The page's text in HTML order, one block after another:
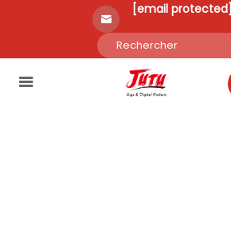
[email protected]